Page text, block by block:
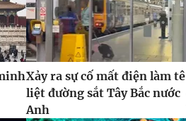
Xảy ra sự cố mất điện làm tê
liệt đường sắt Tây Bắc nước
Anh